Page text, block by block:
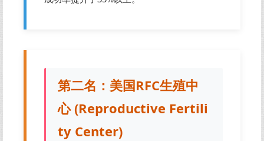
第二名：美国RFC生殖中
心 (Reproductive Fertili
ty Center)